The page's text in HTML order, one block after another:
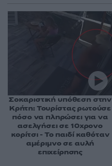
Σοκαριστική υπόθεση στην
Κρήτη: Τουρίστας ρωτούσε
πόσο να πληρώσει για να
ασελγήσει σε 10χρονο
κορίτσι - Το παιδί καθόταν
αμέριμνο σε αυλή
επιχείρησης